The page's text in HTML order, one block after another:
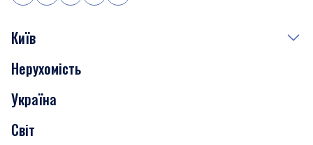
Київ
Події
Скандали
Нерухомість
Нерухомість
Україна
Світ